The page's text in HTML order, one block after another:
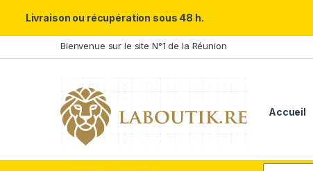
Skip to navigation
Skip to contentBienvenue sur le site N°1 de la Réunion
Accueil
Livraison ou récupération sous 48 h.